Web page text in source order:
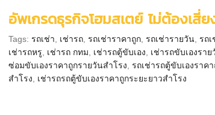
อัพเกรดธุรกิจโฮมสเตย์ ไม่ต้องเสี่
Tags: รถเช่า เช่ารถ รถเช่าราคาถูก รถเช่ารายวัน รถ
เช่ารถหรู
เช่ารถ กทม เช่ารถตู้ขับเอง เช่ารถขับเองราย
ซ่อมขับเองราคาถูกรายวันสำโรง รถเช่ารถตู้ขับเองราค
สำโรง
เช่ารถรถตู้ขับเองราคาถูกระยะยาวสำโรง